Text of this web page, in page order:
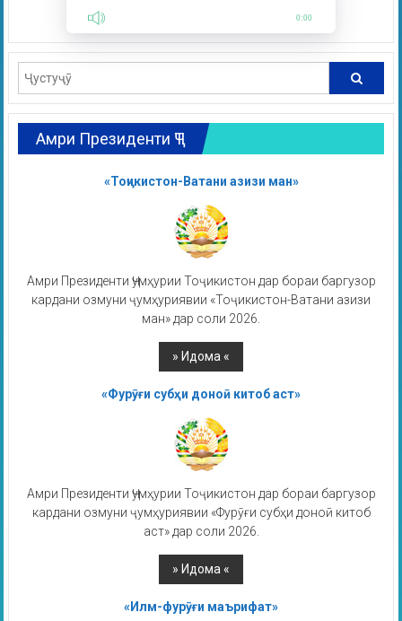
0:00
Амри Президенти ҶТ
«Тоҷикистон-Ватани азизи ман»
Амри Президенти Ҷумҳурии Тоҷикистон дар бораи баргузор
кардани озмуни ҷумҳуриявии «Тоҷикистон-Ватани азизи
ман» дар соли 2026.
«Фурӯғи субҳи доноӣ китоб аст»
Амри Президенти Ҷумҳурии Тоҷикистон дар бораи баргузор
кардани озмуни ҷумҳуриявии «Фурӯғи субҳи доноӣ китоб
аст» дар соли 2026.
«Илм-фурӯғи маърифат»